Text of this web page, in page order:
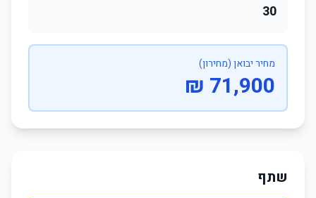
30
מחיר יבואן (מחירון)
71,900 ₪
שתף